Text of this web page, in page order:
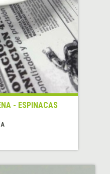
- ESPINACAS